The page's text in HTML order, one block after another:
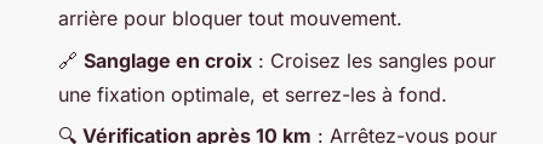
arrière pour bloquer tout mouvement.
🔗 Sanglage en croix : Croisez les sangles pour
une fixation optimale, et serrez-les à fond.
🔍 Vérification après 10 km : Arrêtez-vous pour